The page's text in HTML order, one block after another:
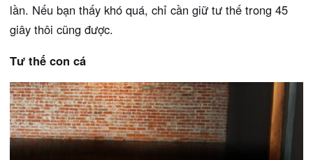
lần. Nếu bạn thấy khó quá, chỉ cần giữ tư thế trong 45
giây thôi cũng được.
Tư thế con cá